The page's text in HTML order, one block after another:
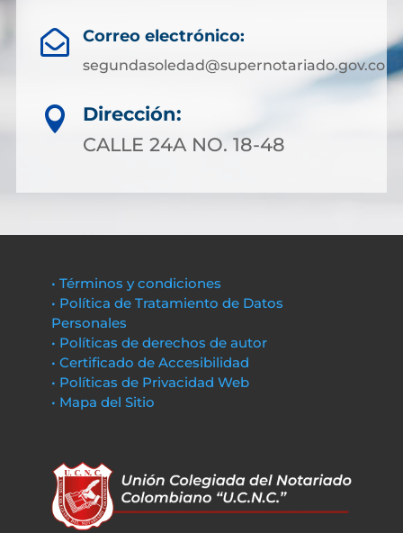
 Correo electrónico:
segundasoledad@supernotariado.gov.co

Dirección:
CALLE 24A NO. 18-48
• Términos y condiciones
• Política de Tratamiento de Datos
Personales
• Políticas de derechos de autor
• Certificado de Accesibilidad
• Políticas de Privacidad Web
• Mapa del Sitio